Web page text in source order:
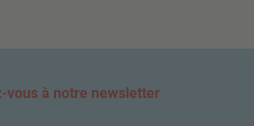
vous à notre newsletter